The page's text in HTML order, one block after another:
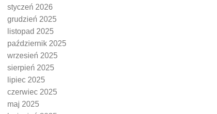
styczeń 2026
grudzień 2025
listopad 2025
październik 2025
wrzesień 2025
sierpień 2025
lipiec 2025
czerwiec 2025
maj 2025